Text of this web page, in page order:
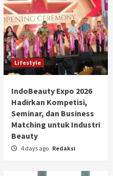
Lifestyle
IndoBeauty Expo 2026
Hadirkan Kompetisi,
Seminar, dan Business
Matching untuk Industri
Beauty
4 days ago Redaksi